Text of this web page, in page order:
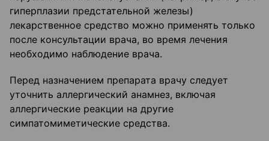
гиперплазии предстательной железы)
лекарственное средство можно применять только
после консультации врача, во время лечения
необходимо наблюдение врача.
Перед назначением препарата врачу следует
уточнить аллергический анамнез, включая
аллергические реакции на другие
симпатомиметические средства.